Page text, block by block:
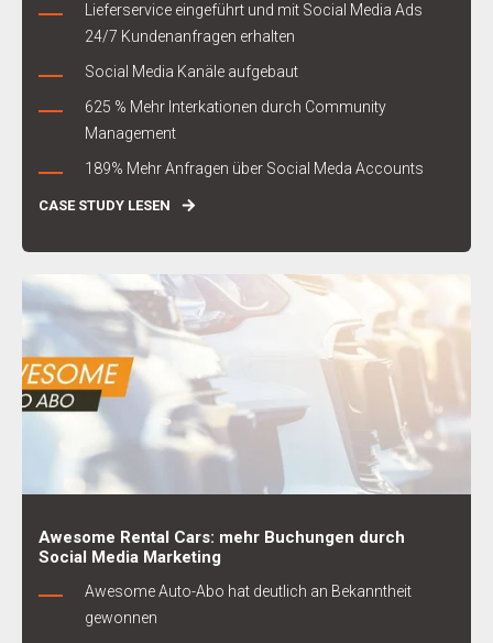
Lieferservice eingeführt und mit Social Media Ads
24/7 Kundenanfragen erhalten
Social Media Kanäle aufgebaut
625 % Mehr Interkationen durch Community
Management
189% Mehr Anfragen über Social Meda Accounts
CASE STUDY LESEN
Awesome Rental Cars: mehr Buchungen durch
Social Media Marketing
Awesome Auto-Abo hat deutlich an Bekanntheit
gewonnen